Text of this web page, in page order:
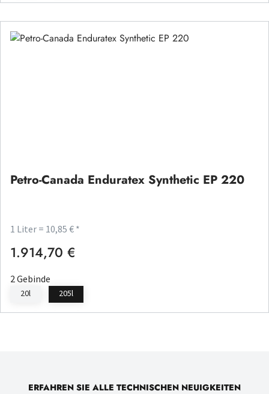
Petro-Canada Enduratex Synthetic EP 220
1 Liter = 10,85 € *
Regulärer Preis:
1.914,70 €
2 Gebinde
20l 205l
ERFAHREN SIE ALLE TECHNISCHEN NEUIGKEITEN